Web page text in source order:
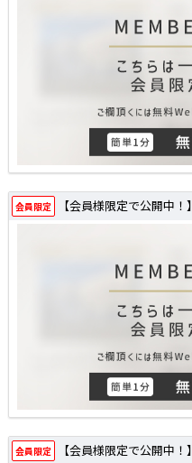
会員限定 【会員様限定で公開中！】
会員限定 【会員様限定で公開中！】